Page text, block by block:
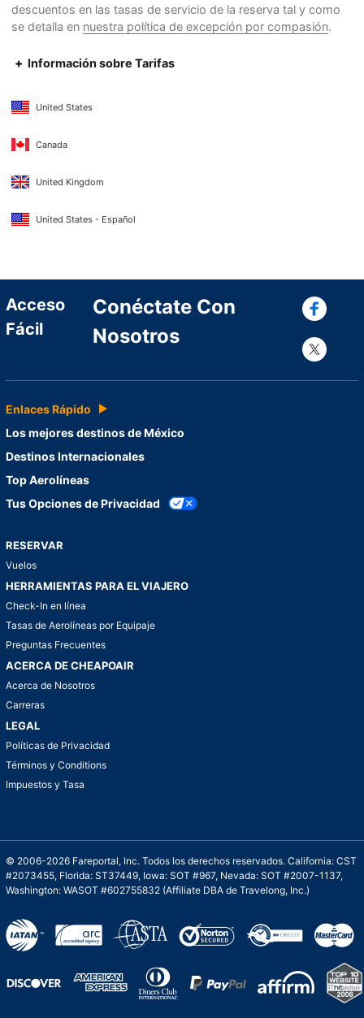
descuentos en las tasas de servicio de la reserva tal y como
se detalla en nuestra política de excepción por compasión.
Información sobre Tarifas
United States
Canada
United Kingdom
United States - Español
Acceso
Fácil
Conéctate Con
Nosotros
Enlaces Rápido
Los mejores destinos de México
Destinos Internacionales
Top Aerolíneas
Tus Opciones de Privacidad
RESERVAR
Vuelos
HERRAMIENTAS PARA EL VIAJERO
Check-In en línea
Tasas de Aerolíneas por Equipaje
Preguntas Frecuentes
ACERCA DE CHEAPOAIR
Acerca de Nosotros
Carreras
LEGAL
Políticas de Privacidad
Términos y Conditions
Impuestos y Tasa
© 2006-2026 Fareportal, Inc. Todos los derechos reservados. California: CST
#2073455, Florida: ST37449, Iowa: SOT #967, Nevada: SOT #2007-1137,
Washington: WASOT #602755832 (Affiliate DBA de Travelong, Inc.)